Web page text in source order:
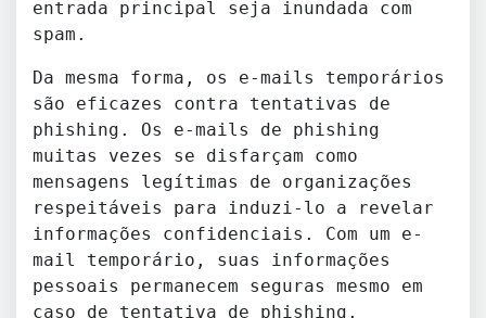
entrada principal seja inundada com
spam.
Da mesma forma, os e-mails temporários
são eficazes contra tentativas de
phishing. Os e-mails de phishing
muitas vezes se disfarçam como
mensagens legítimas de organizações
respeitáveis para induzi-lo a revelar
informações confidenciais. Com um e-
mail temporário, suas informações
pessoais permanecem seguras mesmo em
caso de tentativa de phishing.